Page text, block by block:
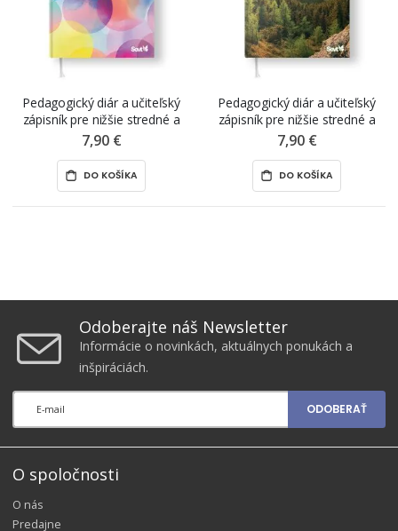
Pedagogický diár a učiteľský
zápisník pre nižšie stredné a
stredné vzdelávanie (2.stupeň ZŠ
a SŠ) „kruhy“, 2026 – 2027
7,90 €
DO KOŠÍKA
Pedagogický diár a učiteľský
zápisník pre nižšie stredné a
stredné vzdelávanie (2.stupeň ZŠ
a SŠ) „Nízke Tatry“, 2026 – 2027
7,90 €
DO KOŠÍKA
Odoberajte náš Newsletter
Informácie o novinkách, aktuálnych ponukách a
inšpiráciách.
ODOBERAŤ
O spoločnosti
O nás
Predajne